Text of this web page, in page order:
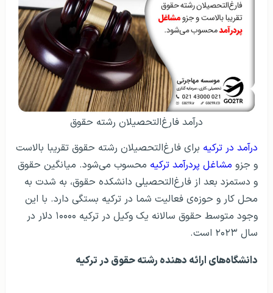
درآمد فارغ‌التحصیلان رشته حقوق
درآمد در ترکیه برای فارغ‌التحصیلان رشته‌ حقوق تقریبا بالاست
و جزو مشاغل پردرآمد ترکیه محسوب می‌شود. میانگین حقوق
و دستمزد بعد از فارغ‌التحصیلی دانشکده حقوق‌، به شدت به
محل کار و حوزه‌ی فعالیت شما در ترکیه بستگی دارد. با این
وجود متوسط حقوق سالانه یک وکیل در ترکیه ۱۰۰۰۰ دلار در
سال ۲۰۲۳ است.
دانشگاه‌های ارائه دهنده رشته حقوق در ترکیه